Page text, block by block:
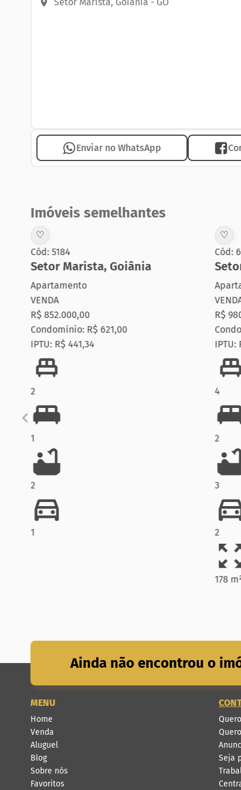
Enviar no WhatsApp
Imóveis semelhantes
♡
Cód: 5184
Setor Marista, Goiânia
Apartamento
VENDA
R$ 852.000,00
Condomínio: R$ 621,00
IPTU: R$ 441,34
2
1
2
1
♡
Cód:
R$
IPTU:
4
2
3
2
178
Ainda não encontrou o
MENU
Home
Venda
Aluguel
Blog
Sobre nós
Favoritos
Seja